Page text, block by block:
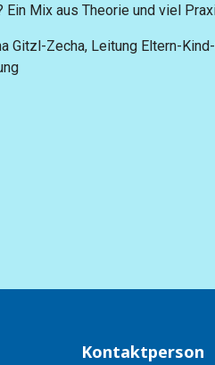
Ein Mix aus Theorie und viel
Gitzl-Zecha, Leitung Eltern-
Kontaktperson